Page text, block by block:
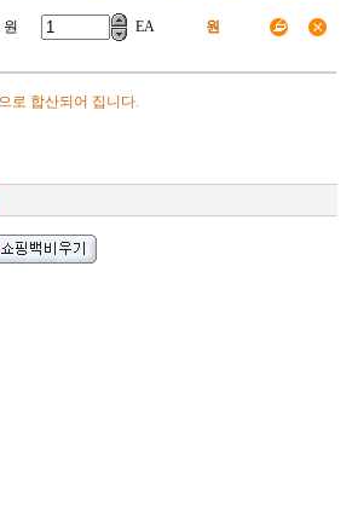
원 EA 원
로 합산되어 집니다.